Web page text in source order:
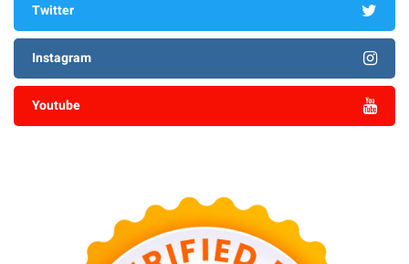
Twitter
Instagram
Youtube